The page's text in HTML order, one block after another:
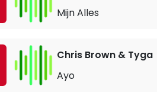
Mijn Alles
Chris Brown & Tyga
Ayo